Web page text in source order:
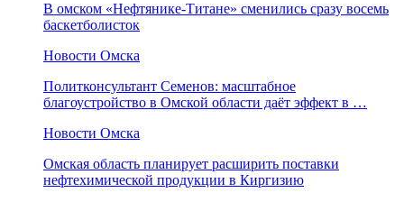
В омском «Нефтянике-Титане» сменились сразу восемь
баскетболисток
Новости Омска
Политконсультант Семенов: масштабное
благоустройство в Омской области даёт эффект в …
Новости Омска
Омская область планирует расширить поставки
нефтехимической продукции в Киргизию